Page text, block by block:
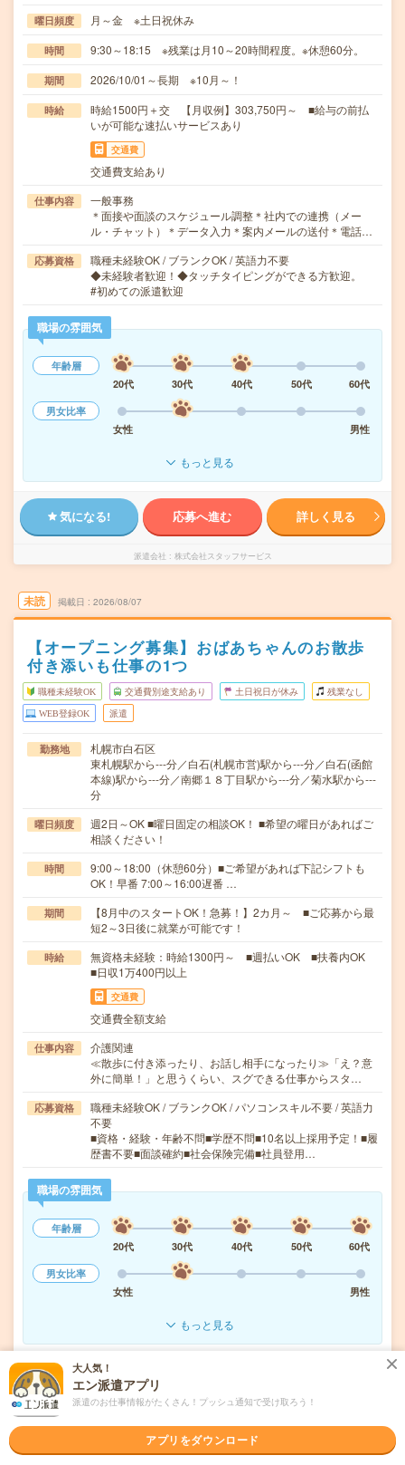
曜日頻度 月～金 ※土日祝休み
時間 9:30～18:15 ※残業は月10～20時間程度。※休憩60分。
期間 2026/10/01～長期 ※10月～！
時給
時給1500円＋交 【月収例】303,750円～ ■給与の前払
いが可能な速払いサービスあり
交通費
交通費支給あり
仕事内容
一般事務
＊面接や面談のスケジュール調整＊社内での連携（メー
ル・チャット）＊データ入力＊案内メールの送付＊電話…
応募資格
職種未経験OK / ブランクOK / 英語力不要
◆未経験者歓迎！◆タッチタイピングができる方歓迎。
#初めての派遣歓迎
職場の雰囲気
年齢層
20代
30代 40代 50代
60代
男女比率
女性
男性
もっと見る
気になる! 応募へ進む 詳しく見る
派遣会社 株式会社スタッフサービス
未読 掲載日 2026/08/07
【オープニング募集】おばあちゃんのお散歩
付き添いも仕事の1つ
職種未経験OK 交通費別途支給あり 土日祝日が休み 残業なし
WEB登録OK 派遣
勤務地
札幌市白石区
東札幌駅から---分／白石(札幌市営)駅から---分／白石(函館
本線)駅から---分／南郷１８丁目駅から---分／菊水駅から---
分
曜日頻度
週2日～OK ■曜日固定の相談OK！ ■希望の曜日があればご
相談ください！
時間
9:00～18:00（休憩60分）■ご希望があれば下記シフトも
OK！早番 7:00～16:00遅番 …
期間
【8月中のスタートOK！急募！】2カ月～ ■ご応募から最
短2～3日後に就業が可能です！
時給
無資格未経験：時給1300円～ ■週払いOK ■扶養内OK
■日収1万400円以上
交通費
交通費全額支給
仕事内容
介護関連
≪散歩に付き添ったり、お話し相手になったり≫「え？意
外に簡単！」と思うくらい、スグできる仕事からスタ…
応募資格
職種未経験OK / ブランクOK / パソコンスキル不要 / 英語力
不要
■資格・経験・年齢不問■学歴不問■10名以上採用予定！■履
歴書不要■面談確約■社会保険完備■社員登用…
職場の雰囲気
年齢層
20代
30代 40代 50代
60代
男女比率
女性
男性
もっと見る
気になる!
大人気！
エン派遣アプリ
派遣のお仕事情報がたくさん！プッシュ通知で受け取ろう！
アプリをダウンロード